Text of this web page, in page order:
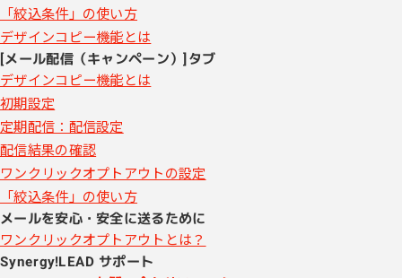
「絞込条件」の使い方
デザインコピー機能とは
[メール配信（キャンペーン）]タブ
デザインコピー機能とは
初期設定
定期配信：配信設定
配信結果の確認
ワンクリックオプトアウトの設定
「絞込条件」の使い方
メールを安心・安全に送るために
ワンクリックオプトアウトとは？
Synergy!LEAD サポート